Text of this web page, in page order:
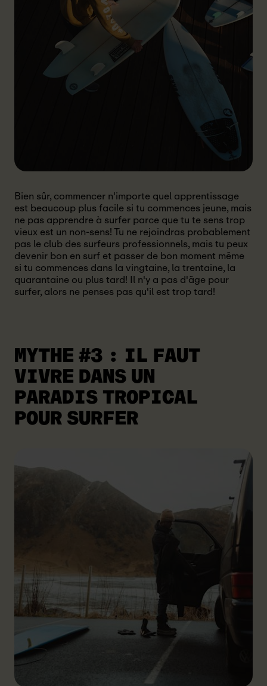
Bien sûr, commencer n'importe quel apprentissage
est beaucoup plus facile si tu commences jeune, mais
ne pas apprendre à surfer parce que tu te sens trop
vieux est un non-sens! Tu ne rejoindras probablement
pas le club des surfeurs professionnels, mais tu peux
devenir bon en surf et passer de bon moment même
si tu commences dans la vingtaine, la trentaine, la
quarantaine ou plus tard! Il n'y a pas d'âge pour
surfer, alors ne penses pas qu'il est trop tard!
MYTHE #3 : IL FAUT
VIVRE DANS UN
PARADIS TROPICAL
POUR SURFER